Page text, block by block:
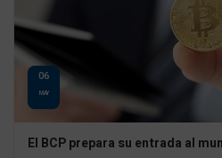
06
MAY
El BCP prepara su entrada al